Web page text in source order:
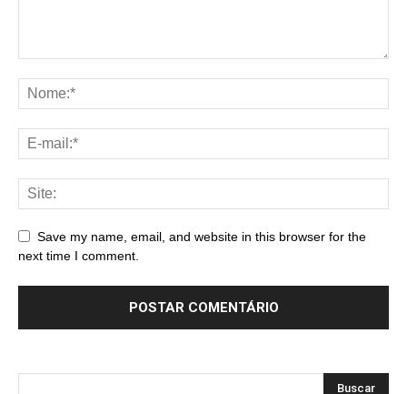
Save my name, email, and website in this browser for the
next time I comment.